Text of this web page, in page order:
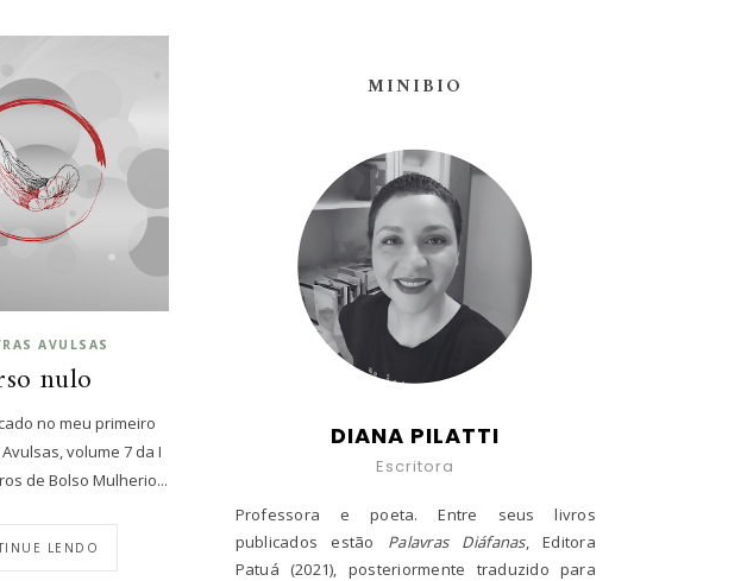
AVULSAS
nulo
no meu primeiro
volume 7 da I
de Bolso Mulherio...
LENDO
MINIBIO
DIANA PILATTI
Escritora
Professora e poeta. Entre seus livros
publicados estão Palavras Diáfanas, Editora
Patuá (2021), posteriormente traduzido para